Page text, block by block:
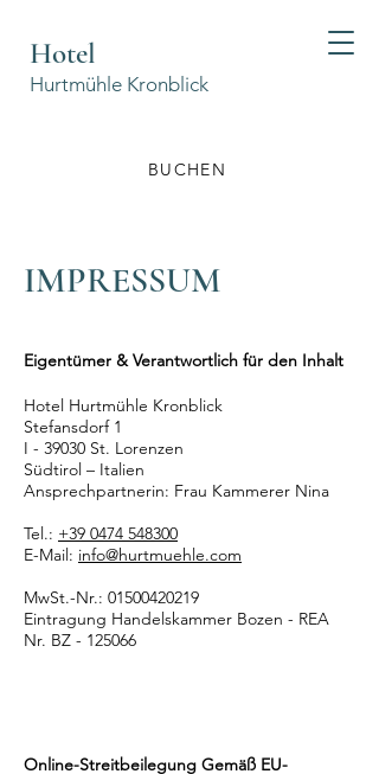
Hotel
Hurtmühle Kronblick
BUCHEN
IMPRESSUM
Eigentümer & Verantwortlich für den Inhalt
Hotel Hurtmühle Kronblick
Stefansdorf 1
I - 39030 St. Lorenzen
Südtirol – Italien
Ansprechpartnerin: Frau Kammerer Nina
Tel.: +39 0474 548300
E-Mail: info@hurtmuehle.com
MwSt.-Nr.: 01500420219
Eintragung Handelskammer Bozen - REA
Nr. BZ - 125066
Online-Streitbeilegung Gemäß EU-